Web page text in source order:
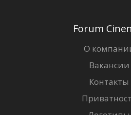
Forum
О
Вакансии
Контакты